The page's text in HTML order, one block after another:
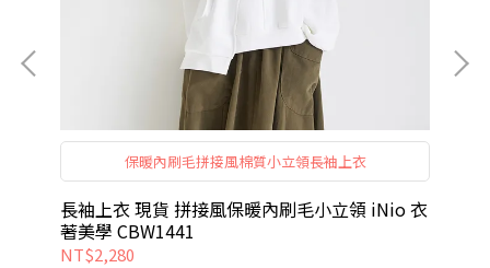
保暖內刷毛拼接風棉質小立領長袖上衣
長袖上衣 現貨 拼接風保暖內刷毛小立領 iNio 衣
著美學 CBW1441
NT$2,280